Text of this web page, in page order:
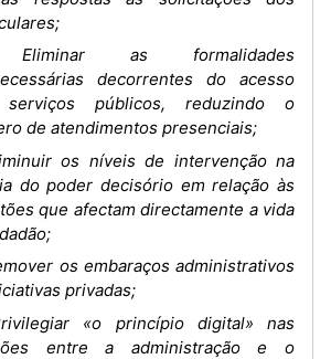
as formalidades
decorrentes do acesso
públicos, reduzindo o
de atendimentos presenciais;
os níveis de intervenção na
do poder decisório em relação às
que afectam directamente a vida
os embaraços administrativos
privadas;
«o princípio digital» nas
entre a administração e o